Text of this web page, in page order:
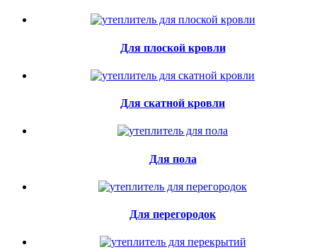
Для плоской кровли
Для скатной кровли
Для пола
Для перегородок